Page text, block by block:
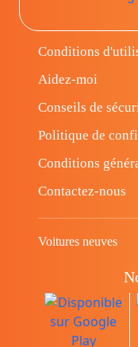
Conditions
Aidez-moi
Conseils de
Politique de
Conditions
Contactez-nous
Voitures neuves